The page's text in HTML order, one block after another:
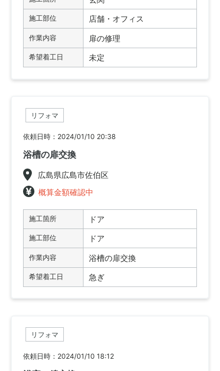
施工部位 店舗・オフィス
作業内容 扉の修理
希望着工日 未定
リフォマ
依頼日時：2024/01/10 20:38
浴槽の扉交換
広島県広島市佐伯区
概算金額確認中
施工箇所 ドア
施工部位 ドア
作業内容 浴槽の扉交換
希望着工日 急ぎ
リフォマ
依頼日時：2024/01/10 18:12